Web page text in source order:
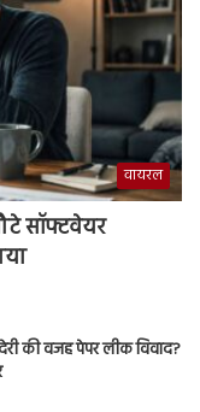
वायरल
सॉफ्टवेयर
की वजह पेपर लीक विवाद?